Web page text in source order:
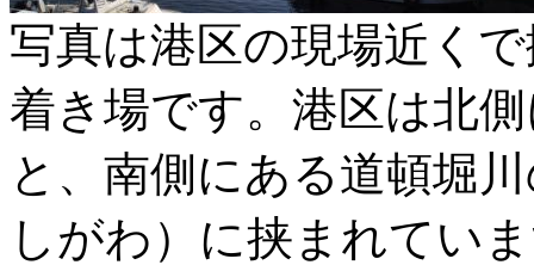
写真は港区の現場近く
着き場です。港区は北
と、南側にある道頓堀
しがわ）に挟まれてい